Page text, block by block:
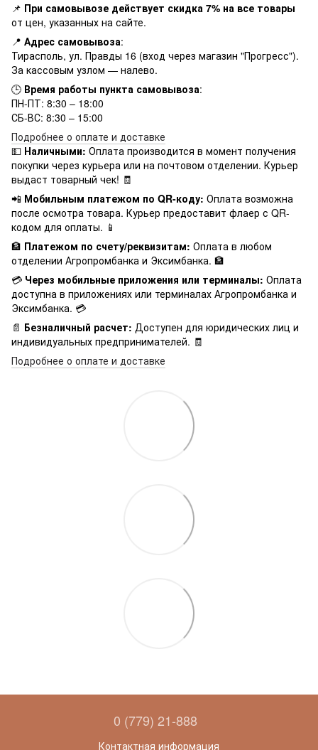
📌 При самовывозе действует скидка 7% на все товары
от цен, указанных на сайте.
📍 Адрес самовывоза:
Тирасполь, ул. Правды 16 (вход через магазин "Прогресс").
За кассовым узлом — налево.
🕒 Время работы пункта самовывоза:
ПН-ПТ: 8:30 – 18:00
СБ-ВС: 8:30 – 15:00
Подробнее о оплате и доставке
💵 Наличными: Оплата производится в момент получения
покупки через курьера или на почтовом отделении. Курьер
выдаст товарный чек! 🧾
📲 Мобильным платежом по QR-коду: Оплата возможна
после осмотра товара. Курьер предоставит флаер с QR-
кодом для оплаты. 📱
🏦 Платежом по счету/реквизитам: Оплата в любом
отделении Агропромбанка и Эксимбанка. 🏦
💳 Через мобильные приложения или терминалы: Оплата
доступна в приложениях или терминалах Агропромбанка и
Эксимбанка. 💳
📄 Безналичный расчет: Доступен для юридических лиц и
индивидуальных предпринимателей. 🧾
Подробнее о оплате и доставке
0 (779) 21-888
Контактная информация